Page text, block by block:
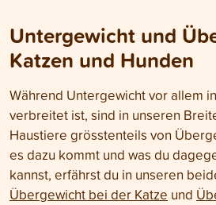
Untergewicht und
Katzen und Hunden
Während Untergewicht vor allem
verbreitet ist, sind in unseren
Haustiere grösstenteils von
es dazu kommt und was du
kannst, erfährst du in unseren
Übergewicht bei der Katze und